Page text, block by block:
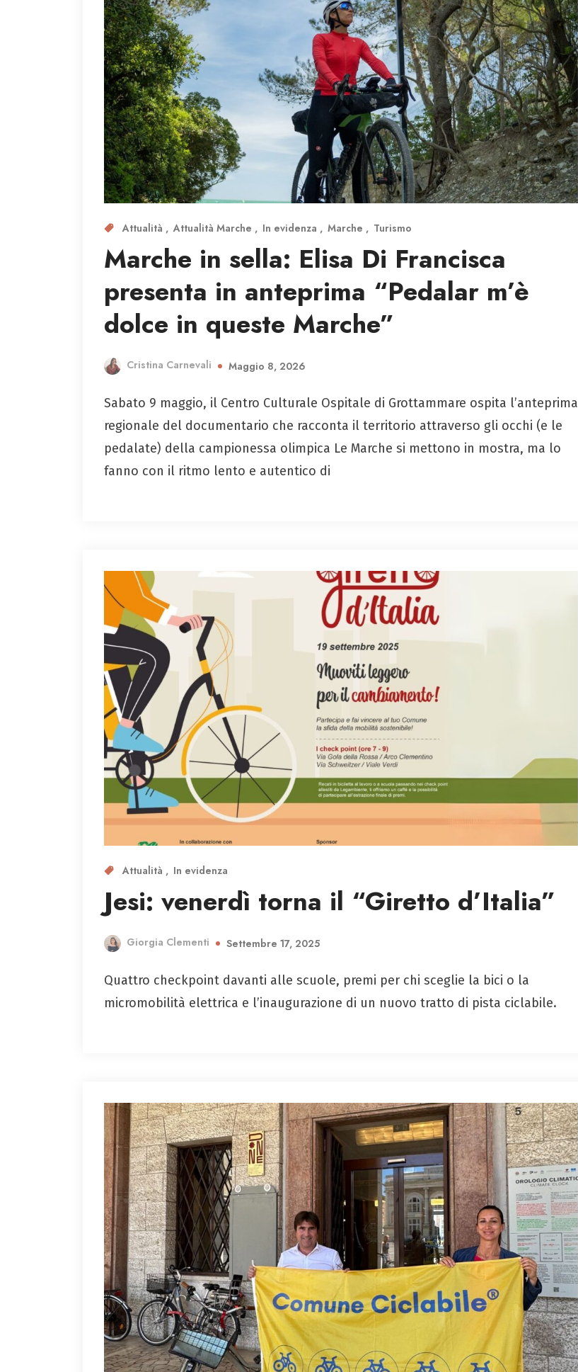
Attualità Attualità Marche In evidenza Marche Turismo
Marche in sella: Elisa Di Francisca
presenta in anteprima “Pedalar m’è
dolce in queste Marche”
Cristina Carnevali Maggio 8, 2026
Sabato 9 maggio, il Centro Culturale Ospitale di Grottammare ospita l’anteprima
regionale del documentario che racconta il territorio attraverso gli occhi (e le
pedalate) della campionessa olimpica Le Marche si mettono in mostra, ma lo
fanno con il ritmo lento e autentico di
Attualità In evidenza
Jesi: venerdì torna il “Giretto d’Italia”
Giorgia Clementi Settembre 17, 2025
Quattro checkpoint davanti alle scuole, premi per chi sceglie la bici o la
micromobilità elettrica e l’inaugurazione di un nuovo tratto di pista ciclabile.